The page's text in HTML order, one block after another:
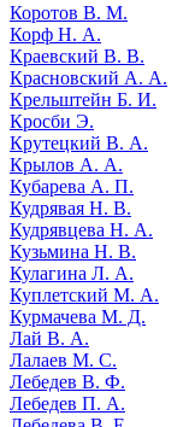
Коротов В. М.
Корф Н. А.
Краевский В. В.
Красновский А. А.
Крельштейн Б. И.
Кросби Э.
Крутецкий В. А.
Крылов А. А.
Кубарева А. П.
Кудрявая Н. В.
Кудрявцева Н. А.
Кузьмина Н. В.
Кулагина Л. А.
Куплетский М. А.
Курмачева М. Д.
Лай В. А.
Лалаев М. С.
Лебедев В. Ф.
Лебедев П. А.